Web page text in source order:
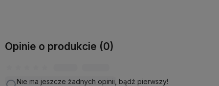
Opinie o produkcie (0)
Nie ma jeszcze żadnych opinii, bądź pierwszy!